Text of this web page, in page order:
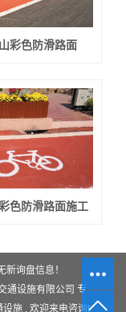
彩色防滑路面
色防滑路面施工
新询盘信息！
通设施有限公司 专
设施, 欢迎来电咨询!